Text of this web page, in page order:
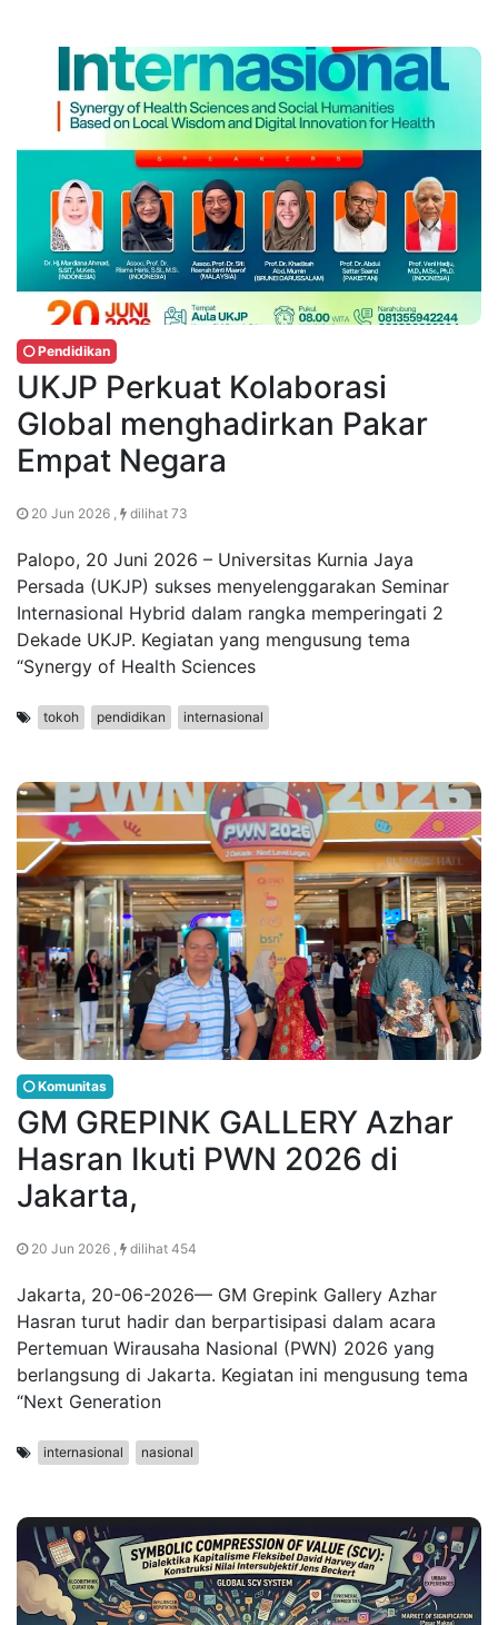
Pendidikan
UKJP Perkuat Kolaborasi
Global menghadirkan Pakar
Empat Negara
20 Jun 2026 , dilihat 73
Palopo, 20 Juni 2026 – Universitas Kurnia Jaya
Persada (UKJP) sukses menyelenggarakan Seminar
Internasional Hybrid dalam rangka memperingati 2
Dekade UKJP. Kegiatan yang mengusung tema
“Synergy of Health Sciences
tokoh pendidikan internasional
Komunitas
GM GREPINK GALLERY Azhar
Hasran Ikuti PWN 2026 di
Jakarta,
20 Jun 2026 , dilihat 454
Jakarta, 20-06-2026— GM Grepink Gallery Azhar
Hasran turut hadir dan berpartisipasi dalam acara
Pertemuan Wirausaha Nasional (PWN) 2026 yang
berlangsung di Jakarta. Kegiatan ini mengusung tema
“Next Generation
internasional nasional